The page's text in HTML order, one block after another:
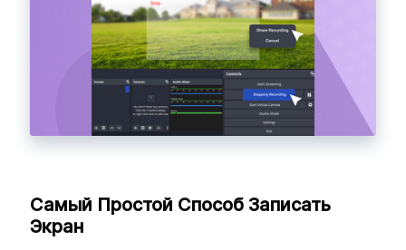
Самый Простой Способ Записать
Экран